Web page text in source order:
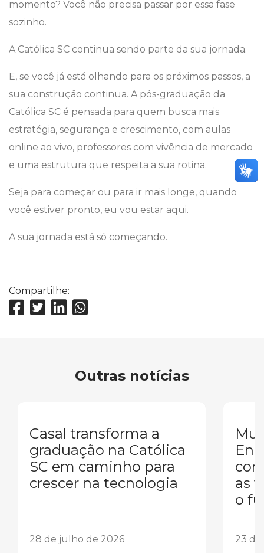
momento? Você não precisa passar por essa fase
sozinho.
A Católica SC continua sendo parte da sua jornada.
E, se você já está olhando para os próximos passos, a
sua construção continua. A pós-graduação da
Católica SC é pensada para quem busca mais
estratégia, segurança e crescimento, com aulas
online ao vivo, professores com vivência de mercado
e uma estrutura que respeita a sua rotina.
Seja para começar ou para ir mais longe, quando
você estiver pronto, eu vou estar aqui.
A sua jornada está só começando.
Compartilhe:
Outras notícias
Casal transforma a
graduação na Católica
SC em caminho para
crescer na tecnologia
28 de julho de 2026
as
o
23